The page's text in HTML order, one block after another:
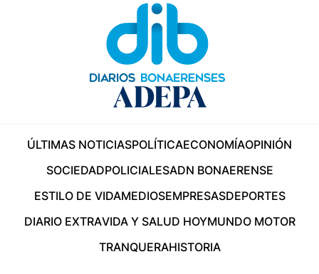
ÚLTIMAS NOTICIASPOLÍTICAECONOMÍAOPINIÓN
SOCIEDADPOLICIALESADN BONAERENSE
ESTILO DE VIDAMEDIOSEMPRESASDEPORTES
DIARIO EXTRAVIDA Y SALUD HOYMUNDO MOTOR
TRANQUERAHISTORIA